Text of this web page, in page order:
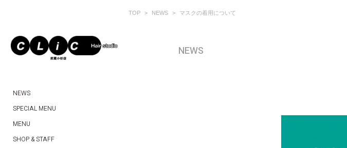
TOP NEWS マスクの着用について
NEWS
SPECIAL MENU
MENU
SHOP & STAFF
NEWS